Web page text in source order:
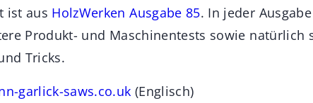
ist aus HolzWerken Ausgabe 85. In jeder
Produkt- und Maschinentests sowie natürlich
Tricks.
garlick-saws.co.uk (Englisch)